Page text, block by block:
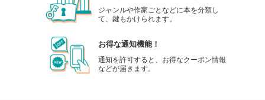
ジャンルや作家ごとなどに本を分類し
て、鍵もかけられます。
お得な通知機能！
通知を許可すると、お得なクーポン情報
などが届きます。